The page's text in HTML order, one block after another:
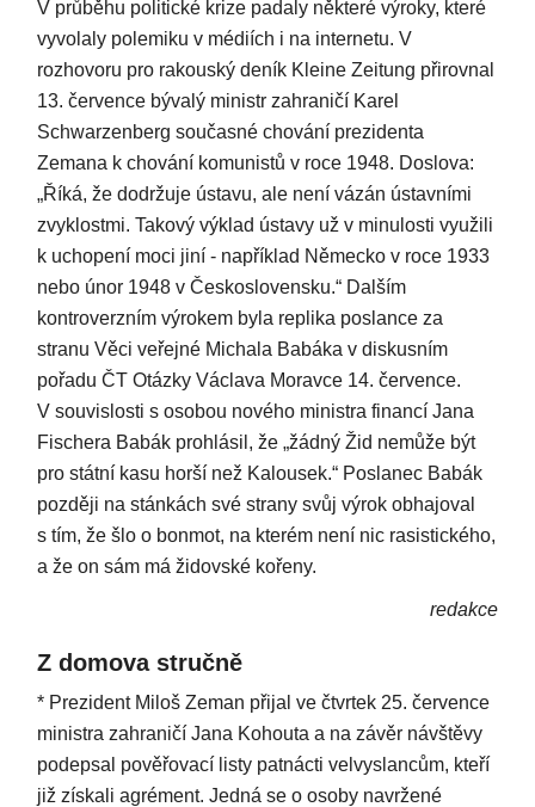
V průběhu politické krize padaly některé výroky, které
vyvolaly polemiku v médiích i na internetu. V
rozhovoru pro rakouský deník Kleine Zeitung přirovnal
13. července bývalý ministr zahraničí Karel
Schwarzenberg současné chování prezidenta
Zemana k chování komunistů v roce 1948. Doslova:
„Říká, že dodržuje ústavu, ale není vázán ústavními
zvyklostmi. Takový výklad ústavy už v minulosti využili
k uchopení moci jiní - například Německo v roce 1933
nebo únor 1948 v Československu.“ Dalším
kontroverzním výrokem byla replika poslance za
stranu Věci veřejné Michala Babáka v diskusním
pořadu ČT Otázky Václava Moravce 14. července.
V souvislosti s osobou nového ministra financí Jana
Fischera Babák prohlásil, že „žádný Žid nemůže být
pro státní kasu horší než Kalousek.“ Poslanec Babák
později na stánkách své strany svůj výrok obhajoval
s tím, že šlo o bonmot, na kterém není nic rasistického,
a že on sám má židovské kořeny.
redakce
Z domova stručně
* Prezident Miloš Zeman přijal ve čtvrtek 25. července
ministra zahraničí Jana Kohouta a na závěr návštěvy
podepsal pověřovací listy patnácti velvyslancům, kteří
již získali agrément. Jedná se o osoby navržené